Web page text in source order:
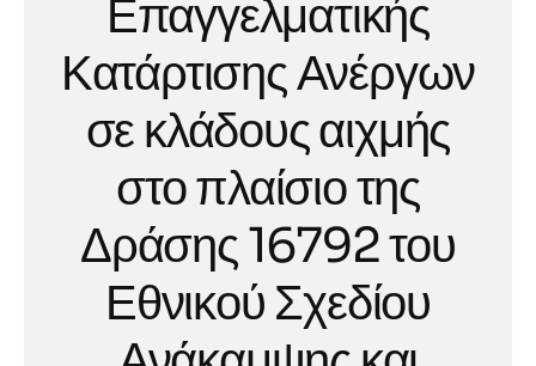
Επαγγελματικής
Κατάρτισης Ανέργων
σε κλάδους αιχμής
στο πλαίσιο της
Δράσης 16792 του
Εθνικού Σχεδίου